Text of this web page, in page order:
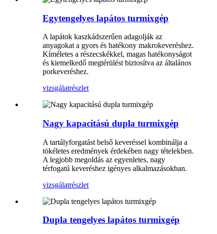
Egytengelyes lapátos turmixgép
A lapátok kaszkádszerűen adagolják az
anyagokat a gyors és hatékony makrokeveréshez.
Kíméletes a részecskékkel, magas hatékonyságot
és kiemelkedő megtérülést biztosítva az általános
porkeveréshez.
vizsgálatrészlet
Nagy kapacitású dupla turmixgép
A tartályforgatást belső keveréssel kombinálja a
tökéletes eredmények érdekében nagy tételekben.
A legjobb megoldás az egyenletes, nagy
térfogatú keveréshez igényes alkalmazásokban.
vizsgálatrészlet
Dupla tengelyes lapátos turmixgép